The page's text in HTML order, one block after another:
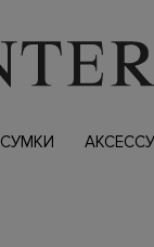
СУМКИ